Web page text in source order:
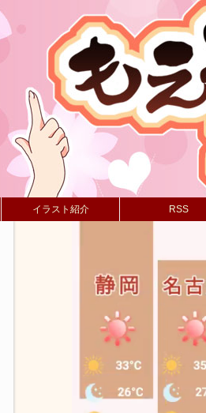
イラスト紹介 RSS